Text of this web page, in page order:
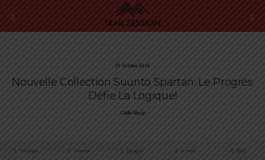
28 Octobre 2016
Nouvelle Collection Suunto Spartan: Le Progrès
Défie La Logique!
Cédric Masip
Partager Tweeter Épingler E-mail SMS